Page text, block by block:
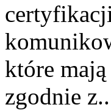
które
zgodnie